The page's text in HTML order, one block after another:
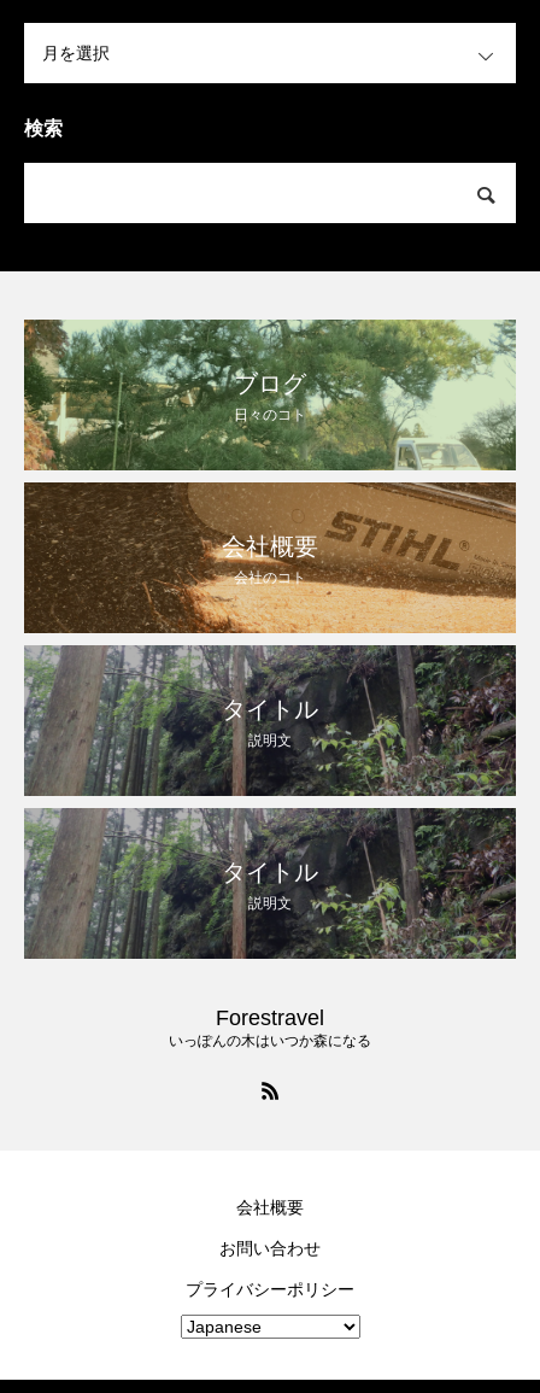
検索
ブログ
日々のコト
会社概要
会社のコト
タイトル
説明文
タイトル
説明文
Forestravel
いっぽんの木はいつか森になる
会社概要
お問い合わせ
プライバシーポリシー